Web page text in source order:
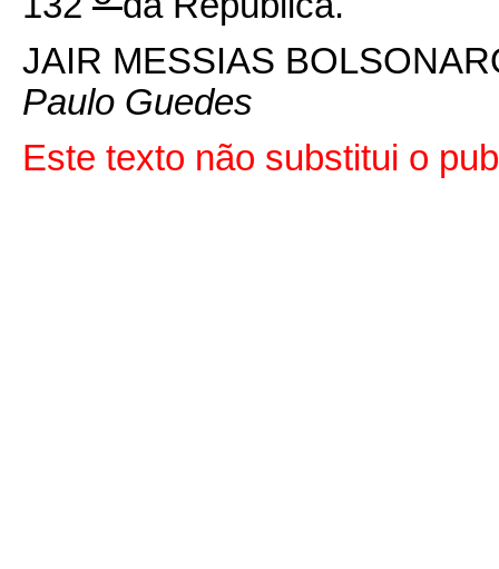
JAIR MESSIAS
Paulo Guedes
Este texto não substitui o